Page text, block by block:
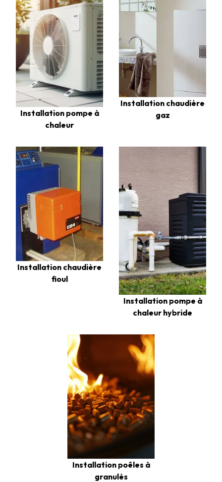
Installation pompe à
chaleur
Installation chaudière
gaz
Installation chaudière
fioul
Installation pompe à
chaleur hybride
Installation poêles à
granulés